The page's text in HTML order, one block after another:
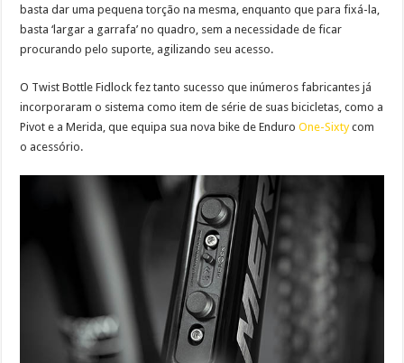
basta dar uma pequena torção na mesma, enquanto que para fixá-la,
basta ‘largar a garrafa’ no quadro, sem a necessidade de ficar
procurando pelo suporte, agilizando seu acesso.
O Twist Bottle Fidlock fez tanto sucesso que inúmeros fabricantes já
incorporaram o sistema como item de série de suas bicicletas, como a
Pivot e a Merida, que equipa sua nova bike de EnduroOne-Sixtycom
o acessório.